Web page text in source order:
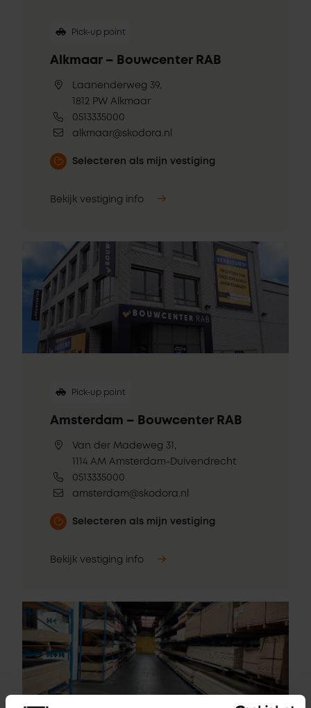
Pick-up point
Alkmaar – Bouwcenter RAB
Laanenderweg 39,
1812 PW Alkmaar
0513335000
alkmaar@skodora.nl
Selecteren als mijn vestiging
Bekijk vestiging info
Pick-up point
Amsterdam – Bouwcenter RAB
Van der Madeweg 31,
1114 AM Amsterdam-Duivendrecht
0513335000
amsterdam@skodora.nl
Selecteren als mijn vestiging
Bekijk vestiging info